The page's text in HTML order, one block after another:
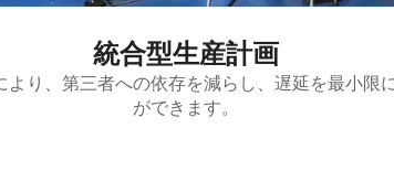
統合型生産計画
より、第三者への依存を減らし、遅延を最小限
ができます。